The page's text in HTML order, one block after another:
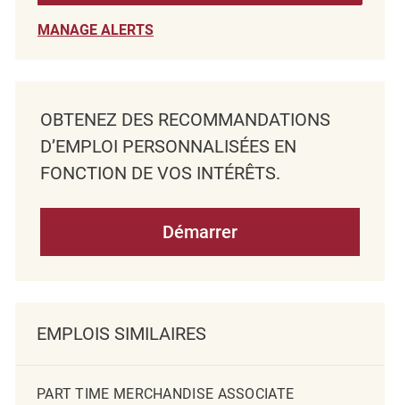
MANAGE ALERTS
OBTENEZ DES RECOMMANDATIONS
D’EMPLOI PERSONNALISÉES EN
FONCTION DE VOS INTÉRÊTS.
Démarrer
EMPLOIS SIMILAIRES
PART TIME MERCHANDISE ASSOCIATE